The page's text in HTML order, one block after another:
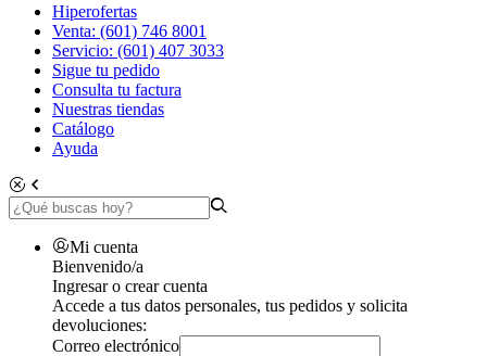
Hiperofertas
Venta: (601) 746 8001
Servicio: (601) 407 3033
Sigue tu pedido
Consulta tu factura
Nuestras tiendas
Catálogo
Ayuda
Mi cuenta
Bienvenido/a
Ingresar o crear cuenta
Accede a tus datos personales, tus pedidos y solicita
devoluciones:
Correo electrónico